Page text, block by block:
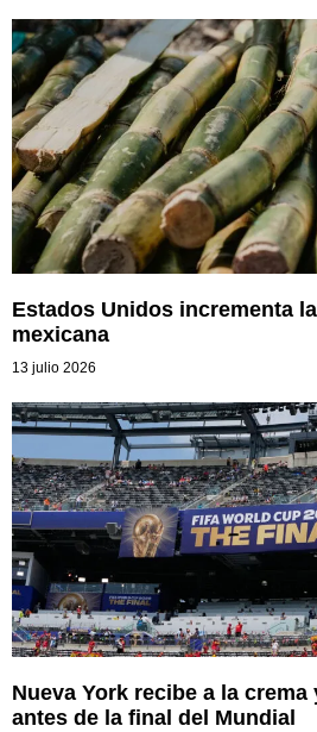
Estados Unidos incrementa
mexicana
13 julio 2026
Nueva York recibe a la crema
antes de la final del Mundial